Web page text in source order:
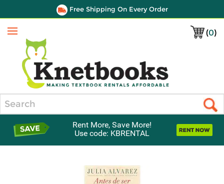
Free Shipping On Every Order
(0)
Menu
Rent More, Save More!
Use code: KBRENTAL